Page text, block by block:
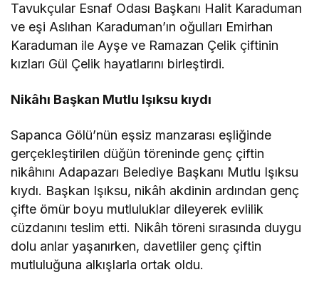
Tavukçular Esnaf Odası Başkanı Halit Karaduman
ve eşi Aslıhan Karaduman’ın oğulları Emirhan
Karaduman ile Ayşe ve Ramazan Çelik çiftinin
kızları Gül Çelik hayatlarını birleştirdi.
Nikâhı Başkan Mutlu Işıksu kıydı
Sapanca Gölü’nün eşsiz manzarası eşliğinde
gerçekleştirilen düğün töreninde genç çiftin
nikâhını Adapazarı Belediye Başkanı Mutlu Işıksu
kıydı. Başkan Işıksu, nikâh akdinin ardından genç
çifte ömür boyu mutluluklar dileyerek evlilik
cüzdanını teslim etti. Nikâh töreni sırasında duygu
dolu anlar yaşanırken, davetliler genç çiftin
mutluluğuna alkışlarla ortak oldu.